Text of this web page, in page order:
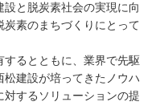
と脱炭素社会の実現に向
素のまちづくりにとって
るとともに、業界で先駆
建設が培ってきたノウハ
するソリューションの提